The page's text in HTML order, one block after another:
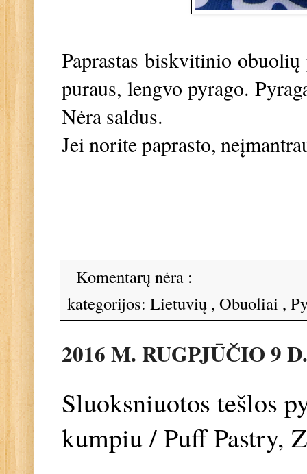
Paprastas biskvitinio
puraus, lengvo pyrago.
Nėra saldus.
Jei norite paprasto,
Komentarų nėra :
kategorijos: Lietuvių , Obuoliai ,
2016 M. RUGPJŪČIO 9
Sluoksniuotos tešlos
kumpiu / Puff Pastry,